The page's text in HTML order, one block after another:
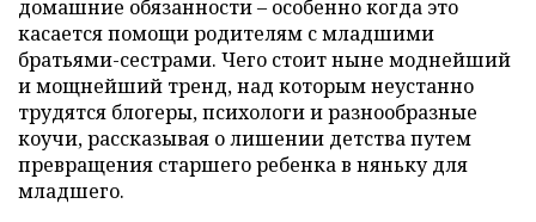
домашние обязанности – особенно когда это
касается помощи родителям с младшими
братьями-сестрами. Чего стоит ныне моднейший
и мощнейший тренд, над которым неустанно
трудятся блогеры, психологи и разнообразные
коучи, рассказывая о лишении детства путем
превращения старшего ребенка в няньку для
младшего.